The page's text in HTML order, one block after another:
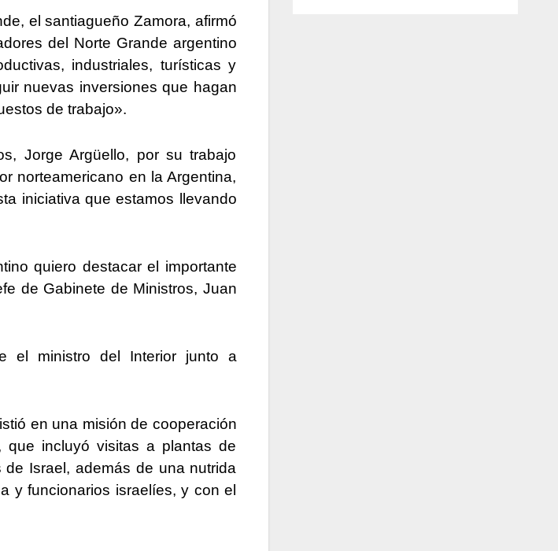
el santiagueño Zamora, afirmó
del Norte Grande argentino
industriales, turísticas y
nuevas inversiones que hagan
de trabajo».
Jorge Argüello, por su trabajo
norteamericano en la Argentina,
iniciativa que estamos llevando
quiero destacar el importante
de Gabinete de Ministros, Juan
el ministro del Interior junto a
en una misión de cooperación
que incluyó visitas a plantas de
Israel, además de una nutrida
y funcionarios israelíes, y con el